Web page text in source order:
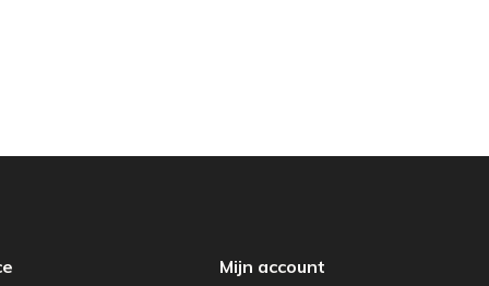
Mijn account